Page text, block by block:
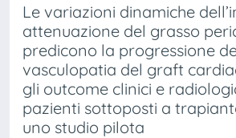
Le variazioni dinamiche
attenuazione del grasso
predicono la progressione
vasculopatia del graft
gli outcome clinici e
pazienti sottoposti a
uno studio pilota